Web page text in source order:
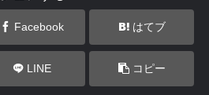
Facebook はてブ
LINE コピー